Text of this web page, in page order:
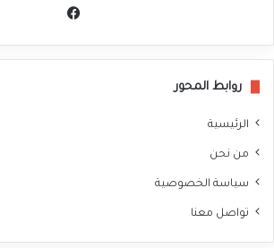
روابط المحور
الرئيسية
من نحن
سياسة الخصوصية
تواصل معنا